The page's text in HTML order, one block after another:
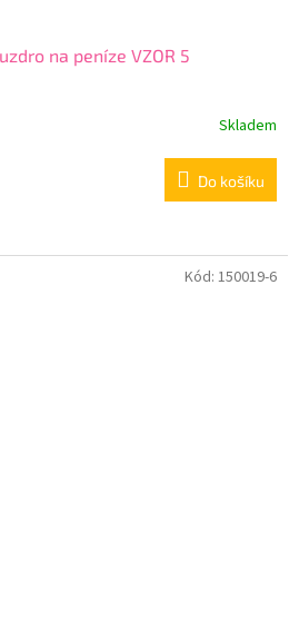
na peníze VZOR 5
Skladem
Do košíku
Kód: 150019-6